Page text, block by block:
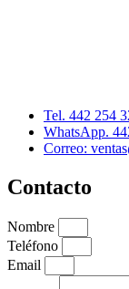
Tel. 442 254
WhatsApp.
Correo:
Contacto
Nombre
Teléfono
Email